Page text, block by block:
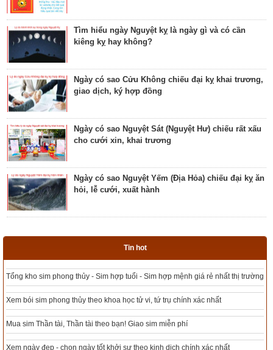
Bật mí ngày có Sao Tỉnh chiếu là ngày tốt hay
Giải mã ngày có Sao Sâm chiếu là ngày tốt hay
Khám phá ngày có Sao Chủy là ngày tốt hay ngày
Luận giải ngày có Sao Tất chiếu là ngày tốt hay
xấu? Ý nghĩa Mão Nhật Kê
Luận bàn ngày có Sao Vị chiếu là ngày tốt hay
xấu? Ý nghĩa Vị Thổ Trĩ
Bật mí ngày có Sao Lâu là ngày tốt hay xấu? Ý
Tìm hiểu ngày Nguyệt kỵ là ngày gì và có cần
kiêng kỵ hay không?
Ngày có sao Cửu Không chiếu đại kỵ khai trương,
giao dịch, ký hợp đồng
Ngày có sao Nguyệt Sát (Nguyệt Hư) chiếu rất xấu
cho cưới xin, khai trương
Ngày có sao Nguyệt Yếm (Địa Hỏa) chiếu đại kỵ ăn
hỏi, lễ cưới, xuất hành
cho cưới hỏi, giao dịch, khai trương
Ngày có sao xấu Thiên Tặc trực chiếu đại kỵ xuất
hành, khai trương
Ngày có sao Thổ phù (Thổ phủ) chiếu đại kỵ khởi
Tin hot
Tổng kho sim phong thủy - Sim hợp tuổi - Sim hợp mệnh giá rẻ nhất thị trường
Xem bói sim phong thủy theo khoa học tử vi, tứ trụ chính xác nhất
Mua sim Thần tài, Thần tài theo bạn! Giao sim miễn phí
Xem ngày đẹp - chọn ngày tốt khởi sự theo kinh dịch chính xác nhất